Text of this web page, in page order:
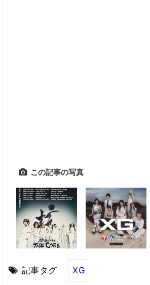
この記事の写真
記事タグ XG